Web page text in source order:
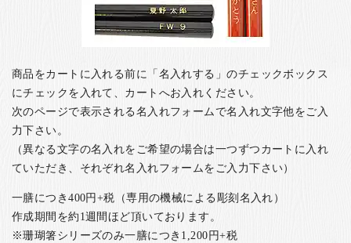
商品をカートに入れる前に「名入れする」のチェックボックス
にチェックを入れて、カートへお入れください。
次のページで表示される名入れフォームで名入れ文字他をご入
力下さい。
（異なる文字の名入れをご希望の場合は一つずつカートに入れ
ていただき、それぞれ名入れフォームをご入力下さい）
一膳につき400円+税（専用の機械による彫刻名入れ）
作成期間を約1週間ほど頂いております。
※珊瑚箸シリーズのみ一膳につき1,200円+税